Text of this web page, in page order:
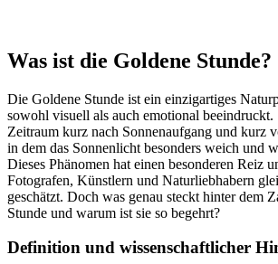
Was ist die Goldene Stunde?
Die Goldene Stunde ist ein einzigartiges
sowohl visuell als auch emotional beeindruckt.
Zeitraum kurz nach Sonnenaufgang und kurz
in dem das Sonnenlicht besonders weich und
Dieses Phänomen hat einen besonderen Reiz
Fotografen, Künstlern und Naturliebhabern
geschätzt. Doch was genau steckt hinter dem
Stunde und warum ist sie so begehrt?
Definition und wissenschaftlicher